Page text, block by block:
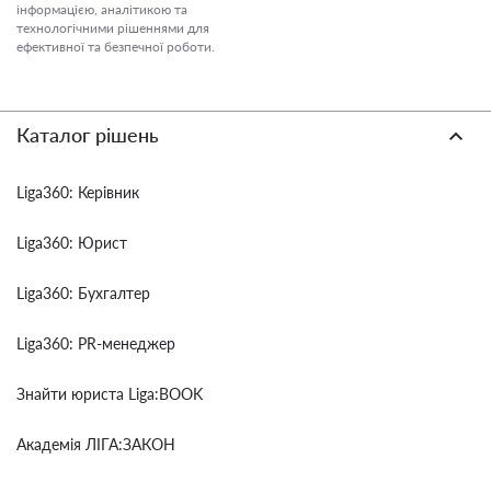
інформацією, аналітикою та
технологічними рішеннями для
ефективної та безпечної роботи.
Каталог рішень
Liga360: Керівник
Liga360: Юрист
Liga360: Бухгалтер
Liga360: PR-менеджер
Знайти юриста Liga:BOOK
Академія ЛІГА:ЗАКОН